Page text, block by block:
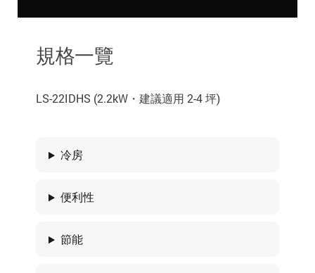
規格一覽
LS-22IDHS (2.2kW・建議適用 2-4 坪)
冷房
便利性
節能